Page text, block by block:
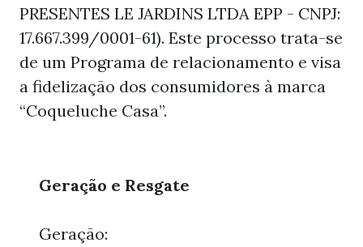
PRESENTES LE JARDINS LTDA EPP - CNPJ:
17.667.399/0001-61). Este processo trata-se
de um Programa de relacionamento e visa
a fidelização dos consumidores à marca
“Coqueluche Casa”.
Geração e Resgate
Geração: